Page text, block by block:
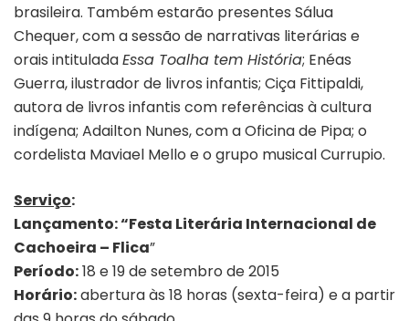
brasileira. Também estarão presentes Sálua
Chequer, com a sessão de narrativas literárias e
orais intituladaEssa Toalha tem História; Enéas
Guerra, ilustrador de livros infantis; Ciça Fittipaldi,
autora de livros infantis com referências à cultura
indígena; Adailton Nunes, com a Oficina de Pipa; o
cordelista Maviael Mello e o grupo musical Currupio.
Serviço:
Lançamento: “Festa Literária Internacional de
Cachoeira – Flica”
Período:18 e 19 de setembro de 2015
Horário:abertura às 18 horas (sexta-feira) e a partir